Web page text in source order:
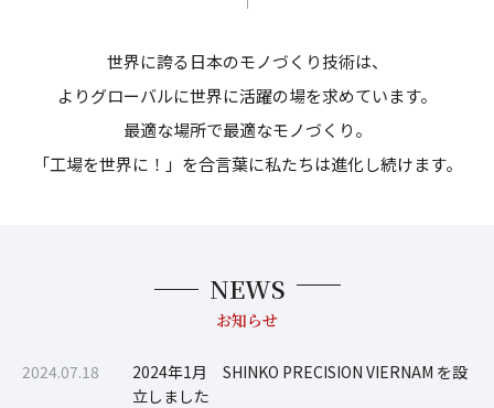
世界に誇る日本のモノづくり技術は、
よりグローバルに世界に活躍の場を求めています。
最適な場所で最適なモノづくり。
「工場を世界に！」を合言葉に私たちは進化し続けます。
NEWS
お知らせ
2024.07.18
2024年1月 SHINKO PRECISION VIERNAM を設
立しました